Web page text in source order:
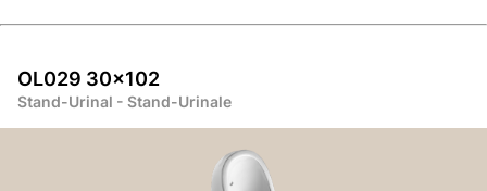
OL029 30x102
Stand-Urinal - Stand-Urinale